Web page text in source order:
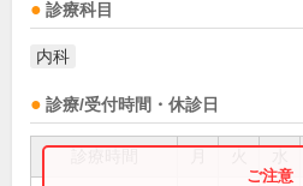
診療科目
内科
診療/受付時間・休診日